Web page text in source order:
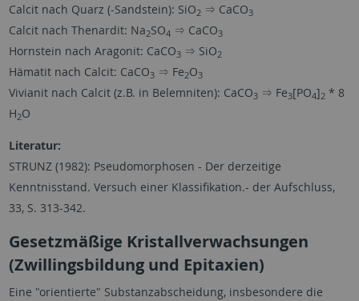
Calcit nach Quarz (-Sandstein): SiO2⇒ CaCO3
Calcit nach Thenardit: Na2SO4 ⇒ CaCO3
Hornstein nach Aragonit: CaCO3⇒ SiO2
Hämatit nach Calcit: CaCO3⇒ Fe2O3
Vivianit nach Calcit (z.B. in Belemniten): CaCO3⇒ Fe3[PO4]2* 8
H2O
Literatur:
STRUNZ (1982): Pseudomorphosen - Der derzeitige
Kenntnisstand. Versuch einer Klassifikation.- der Aufschluss,
33, S. 313-342.
Gesetzmäßige Kristallverwachsungen
(Zwillingsbildung und Epitaxien)
Eine "orientierte" Substanzabscheidung, insbesondere die